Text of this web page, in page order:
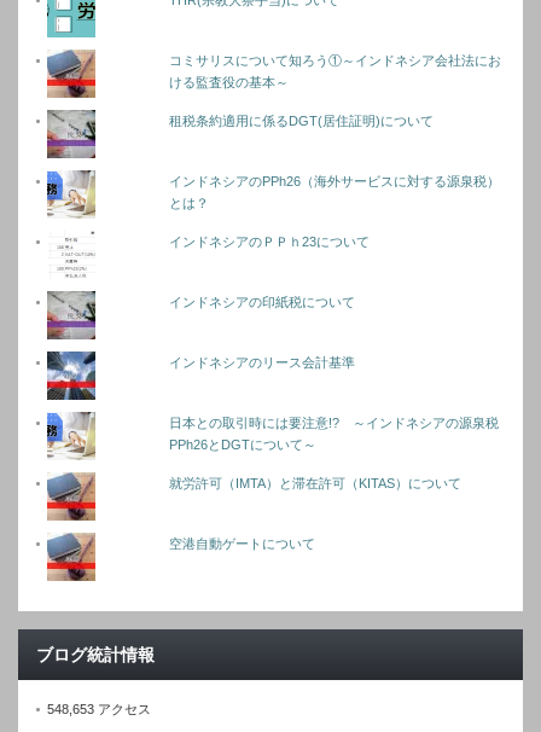
コミサリスについて知ろう①～インドネシア会社法にお
ける監査役の基本～
租税条約適用に係るDGT(居住証明)について
インドネシアのPPh26（海外サービスに対する源泉税）
とは？
インドネシアのＰＰｈ23について
インドネシアの印紙税について
インドネシアのリース会計基準
日本との取引時には要注意!? ～インドネシアの源泉税
PPh26とDGTについて～
就労許可（IMTA）と滞在許可（KITAS）について
空港自動ゲートについて
ブログ統計情報
548,653 アクセス